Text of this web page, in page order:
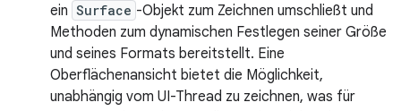
ein Surface -Objekt zum Zeichnen umschließt und
Methoden zum dynamischen Festlegen seiner Größe
und seines Formats bereitstellt. Eine
Oberflächenansicht bietet die Möglichkeit,
unabhängig vom UI-Thread zu zeichnen, was für